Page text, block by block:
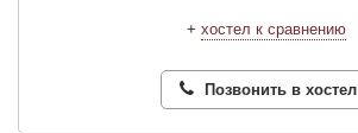
+ хостел к сравнению
Позвонить в хостел